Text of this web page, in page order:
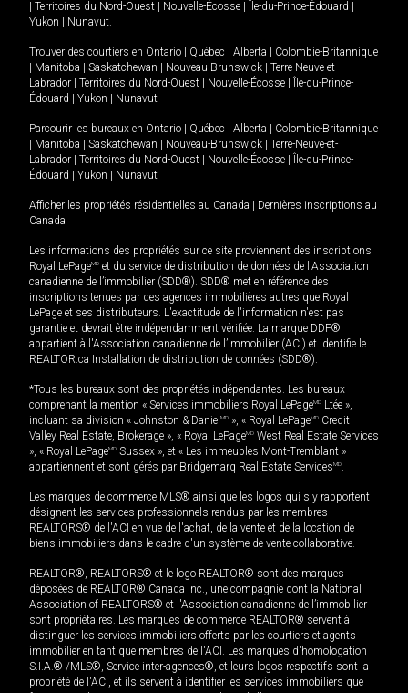
Territoires du Nord-Ouest Nouvelle-Écosse Île-du-Prince-Édouard
Yukon
Nunavut.
Trouver des courtiers en Ontario Québec Alberta
Colombie-Britannique
Manitoba Saskatchewan Nouveau-Brunswick
Terre-Neuve-et-
Labrador
Territoires du Nord-Ouest Nouvelle-Écosse
Île-du-Prince-
Édouard
Yukon Nunavut
Parcourir les bureaux en Ontario Québec Alberta
Colombie-Britannique
Manitoba Saskatchewan Nouveau-Brunswick
Terre-Neuve-et-
Labrador
Territoires du Nord-Ouest Nouvelle-Écosse
Île-du-Prince-
Édouard
Yukon Nunavut
Afficher les propriétés résidentielles au Canada
Dernières inscriptions au
Canada
Les informations des propriétés sur ce site proviennent des inscriptions
Royal LePageMD et du service de distribution de données de l'Association
canadienne de l’immobilier (SDD®). SDD® met en référence des
inscriptions tenues par des agences immobilières autres que Royal
LePage et ses distributeurs. L'exactitude de l'information n'est pas
garantie et devrait être indépendamment vérifiée. La marque DDF®
appartient à l'Association canadienne de l’immobilier (ACI) et identifie le
REALTOR.ca Installation de distribution de données (SDD®).
*Tous les bureaux sont des propriétés indépendantes. Les bureaux
comprenant la mention « Services immobiliers Royal LePageMD Ltée »,
incluant sa division « Johnston & Daniel MD », « Royal LePageMD Credit
Valley Real Estate, Brokerage », « Royal LePageMD West Real Estate Services
», « Royal LePageMD Sussex », et « Les immeubles Mont-Tremblant »
appartiennent et sont gérés par Bridgemarq Real Estate ServicesMD.
Les marques de commerce MLS® ainsi que les logos qui s'y rapportent
désignent les services professionnels rendus par les membres
REALTORS® de l'ACI en vue de l'achat, de la vente et de la location de
biens immobiliers dans le cadre d'un système de vente collaborative.
REALTOR®, REALTORS® et le logo REALTOR® sont des marques
déposées de REALTOR® Canada Inc., une compagnie dont la National
Association of REALTORS® et l'Association canadienne de l’immobilier
sont propriétaires. Les marques de commerce REALTOR® servent à
distinguer les services immobiliers offerts par les courtiers et agents
immobilier en tant que membres de l'ACI. Les marques d'homologation
S.I.A.® /MLS®, Service inter-agences®, et leurs logos respectifs sont la
propriété de l'ACI, et ils servent à identifier les services immobiliers que